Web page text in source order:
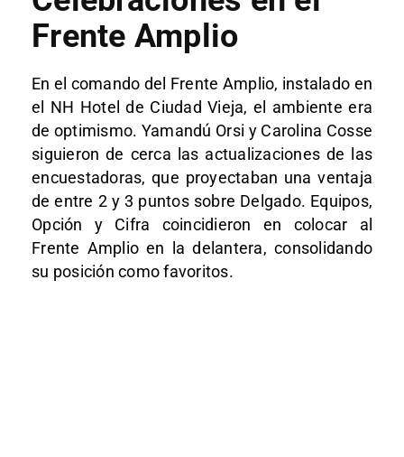
Frente Amplio
En el comando del Frente Amplio, instalado en
el NH Hotel de Ciudad Vieja, el ambiente era
de optimismo. Yamandú Orsi y Carolina Cosse
siguieron de cerca las actualizaciones de las
encuestadoras, que proyectaban una ventaja
de entre 2 y 3 puntos sobre Delgado. Equipos,
Opción y Cifra coincidieron en colocar al
Frente Amplio en la delantera, consolidando
su posición como favoritos.